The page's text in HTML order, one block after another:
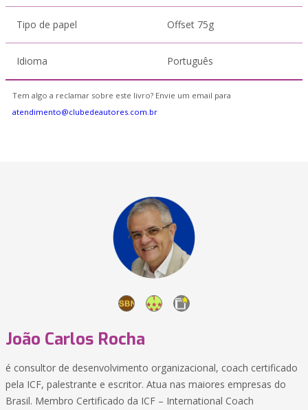
Tipo de papel Offset 75g
Idioma Português
Tem algo a reclamar sobre este livro? Envie um email para
atendimento@clubedeautores.com.br
João Carlos Rocha
é consultor de desenvolvimento organizacional, coach certificado
pela ICF, palestrante e escritor. Atua nas maiores empresas do
Brasil. Membro Certificado da ICF – International Coach